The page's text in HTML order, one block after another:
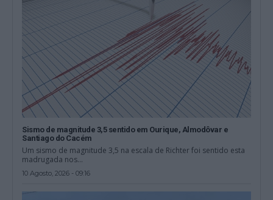
Sismo de magnitude 3,5 sentido em Ourique, Almodôvar e
Santiago do Cacém
Um sismo de magnitude 3,5 na escala de Richter foi sentido esta
madrugada nos...
10 Agosto, 2026 - 09:16